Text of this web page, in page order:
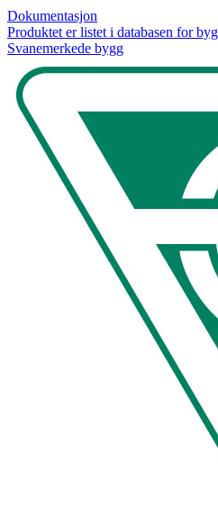
Dokumentasjon
Produktet er listet i databasen for
Svanemerkede bygg